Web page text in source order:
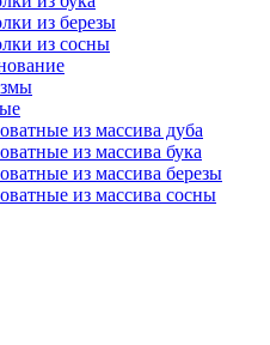
из березы
из сосны
из массива дуба
из массива бука
из массива березы
из массива сосны